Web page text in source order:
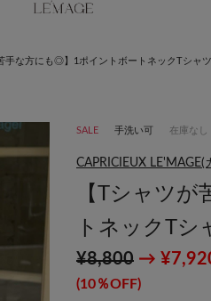
手な方にも◎】1ポイントボートネックTシャツ
SALE 手洗い可 在庫なし
CAPRICIEUX
【Tシャツ
トネックTシ
¥8,800 →
(10％OFF)